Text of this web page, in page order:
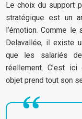
Le choix du support
stratégique est un
l’émotion. Comme le
Delavallée, il existe
que les salariés
réellement. C’est
objet prend tout son